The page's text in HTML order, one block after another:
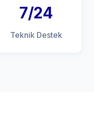
7/24
Teknik Destek